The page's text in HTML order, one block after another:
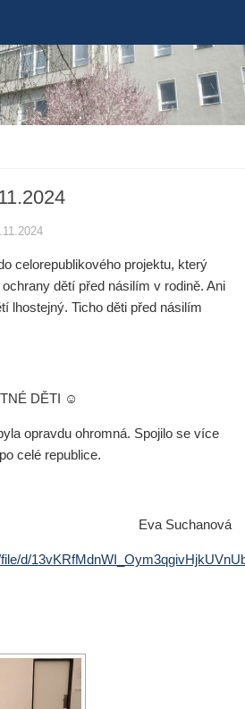
celorepublikového projektu, který
dětí před násilím v rodině. Ani
lhostejný. Ticho děti před násilím
DĚTI ☺
opravdu ohromná. Spojilo se více
po celé republice.
Eva Suchanová
d/